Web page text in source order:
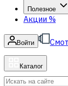
Полезное
Акции %
Войти
Каталог